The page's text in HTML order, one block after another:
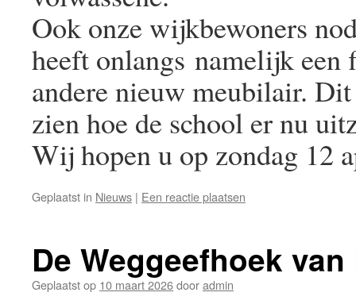
Ook onze wijkbewoners
heeft onlangs namelijk een
andere nieuw meubilair.
zien hoe de school er nu
Wij hopen u op zondag 12
Geplaatst in Nieuws | Een reactie plaatsen
De Weggeefhoek
Geplaatst op 10 maart 2026dooradmin